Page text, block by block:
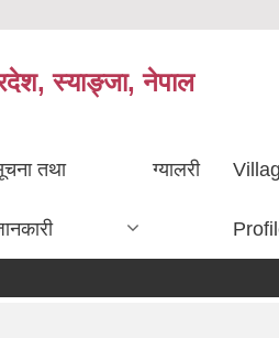
स्याङ्जा, नेपाल
तथा ग्यालरी